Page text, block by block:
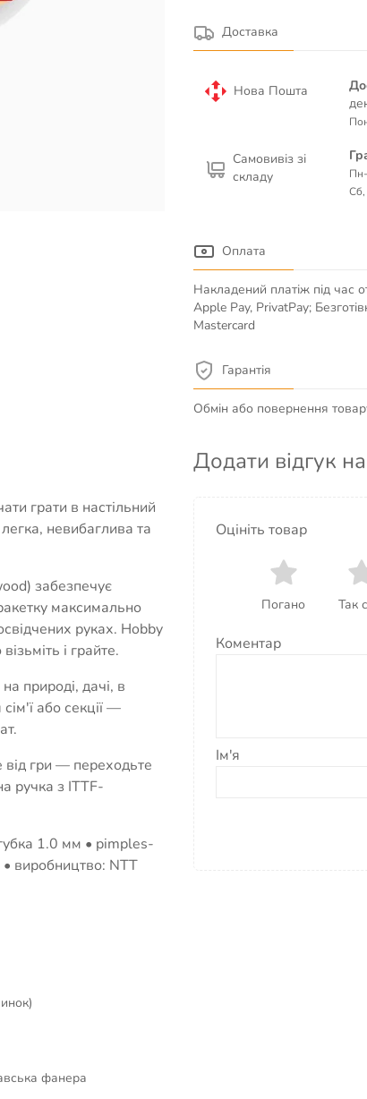
Доставка
Нова Пошта
Самовивіз зі
складу
Сб,
Оплата
Накладений платіж під час
Apple Pay, PrivatPay;
Mastercard
Гарантія
Обмін або повернення
грати в настільний
невибаглива та
забезпечує
максимально
руках. Hobby
і грайте.
природі, дачі, в
або секції —
від гри — переходьте
ручка з ITTF-
1.0 мм • pimples-
• виробництво: NTT
фанера
Додати відгук
Оцініть товар
Погано Так
Коментар
Ім'я